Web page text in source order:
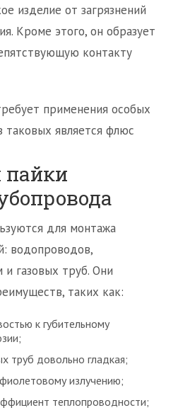
изделие от загрязнений
Кроме этого, он образует
контакту
применения особых
таковых является флюс
пайки
для монтажа
водопроводов,
газовых труб. Они
таких как:
к губительному
труб довольно гладкая;
излучению;
теплопроводности;